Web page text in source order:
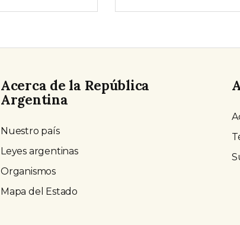
Acerca de la República
Argentina
Nuestro país
Leyes argentinas
Organismos
Mapa del Estado